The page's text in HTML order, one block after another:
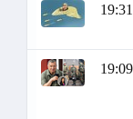
19:31
19:09